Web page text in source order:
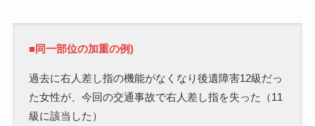
■同一部位の加重の例)
過去に右人差し指の機能がなくなり後遺障害12級だっ
た女性が、今回の交通事故で右人差し指を失った（11
級に該当した）